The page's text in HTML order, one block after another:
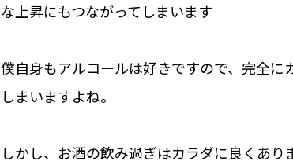
な上昇にもつながってしまいます
僕自身もアルコールは好きですので、完全
しまいますよね。
しかし、お酒の飲み過ぎはカラダに良くあり